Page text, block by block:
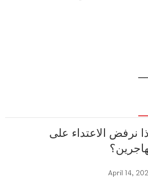
نرفض الاعتداء على
April 14,